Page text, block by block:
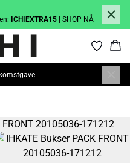
ICHIEXTRA15 | SHOP NÅ